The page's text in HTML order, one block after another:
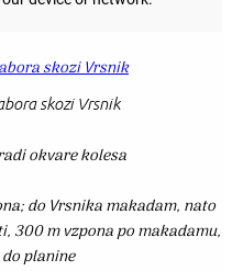
skozi Vrsnik
skozi Vrsnik
okvare kolesa
do Vrsnika makadam, nato
300 m vzpona po makadamu,
planine